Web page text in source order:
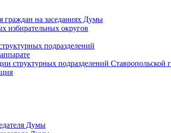
граждан на заседаниях Думы
избирательных округов
подразделений
структурных подразделений Ставропольской
Думы